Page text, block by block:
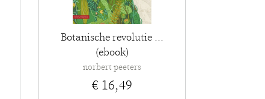
Botanische revolutie ...
(ebook)
norbert peeters
€ 16,49